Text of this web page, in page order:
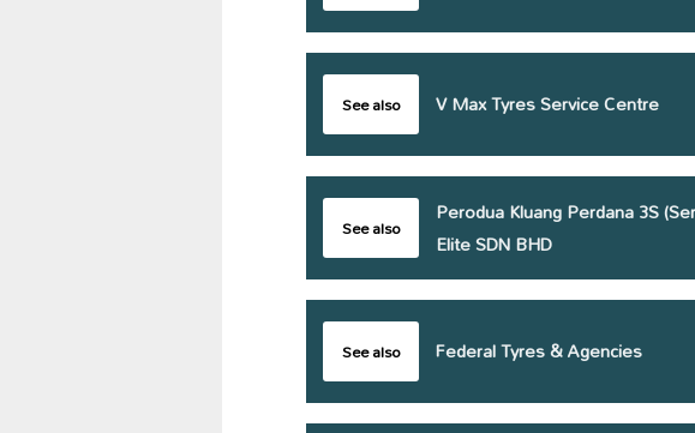
See also V Max Tyres Service Centre
See also
Perodua Kluang Perdana 3S
Elite SDN BHD
See also Federal Tyres & Agencies